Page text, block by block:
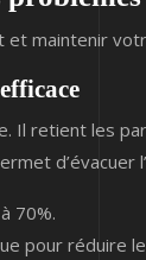
maintenir
Il retient les
d’évacuer
70%.
pour réduire